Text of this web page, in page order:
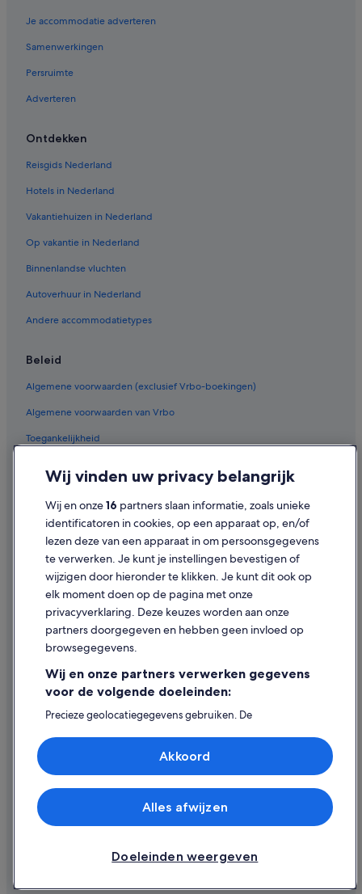
Je accommodatie adverteren
Samenwerkingen
Persruimte
Adverteren
Ontdekken
Reisgids Nederland
Hotels in Nederland
Vakantiehuizen in Nederland
Op vakantie in Nederland
Binnenlandse vluchten
Autoverhuur in Nederland
Andere accommodatietypes
Beleid
Algemene voorwaarden (exclusief Vrbo-boekingen)
Algemene voorwaarden van Vrbo
Toegankelijkheid
Gebruiksvoorwaarden
Juridische informatie/Contact
Inhoudsrichtlijnen en inhoud rapporteren
Hulp
Contact
Restitutieproces en tijdsbestek
Boek een vlucht met airlinetegoed
Internationale reisdocumenten
© 2026 Expedia, Inc. - een bedrijf van Expedia Group. Alle rechten
voorbehouden. Expedia en het Expedia-logo zijn handelsmerken of
Wij vinden uw privacy belangrijk
Wij en onze16 partners slaan informatie, zoals unieke
identificatoren in cookies, op een apparaat op, en/of
lezen deze van een apparaat in om persoonsgegevens
te verwerken. Je kunt je instellingen bevestigen of
wijzigen door hieronder te klikken. Je kunt dit ook op
elk moment doen op de pagina met onze
privacyverklaring. Deze keuzes worden aan onze
partners doorgegeven en hebben geen invloed op
browsegegevens.
Wij en onze partners verwerken gegevens
voor de volgende doeleinden:
Precieze geolocatiegegevens gebruiken. De
Informatie op een apparaat opslaan en/of openen.
Gepersonaliseerde advertenties en content, advertentie-
en contentmetingen, doelgroepenonderzoek en
Partnerlijst (derden)
Doeleinden weergeven
Alles afwijzen
Akkoord